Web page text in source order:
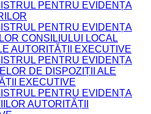
PENTRU EVIDENȚA
PENTRU EVIDENȚA
CONSILIULUI LOCAL
AUTORITĂȚII EXECUTIVE
PENTRU EVIDENȚA
DE DISPOZIȚII ALE
EXECUTIVE
PENTRU EVIDENȚA
AUTORITĂȚII